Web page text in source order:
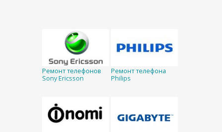
Ремонт телефонов
Sony Ericsson
Ремонт телефона
Philips